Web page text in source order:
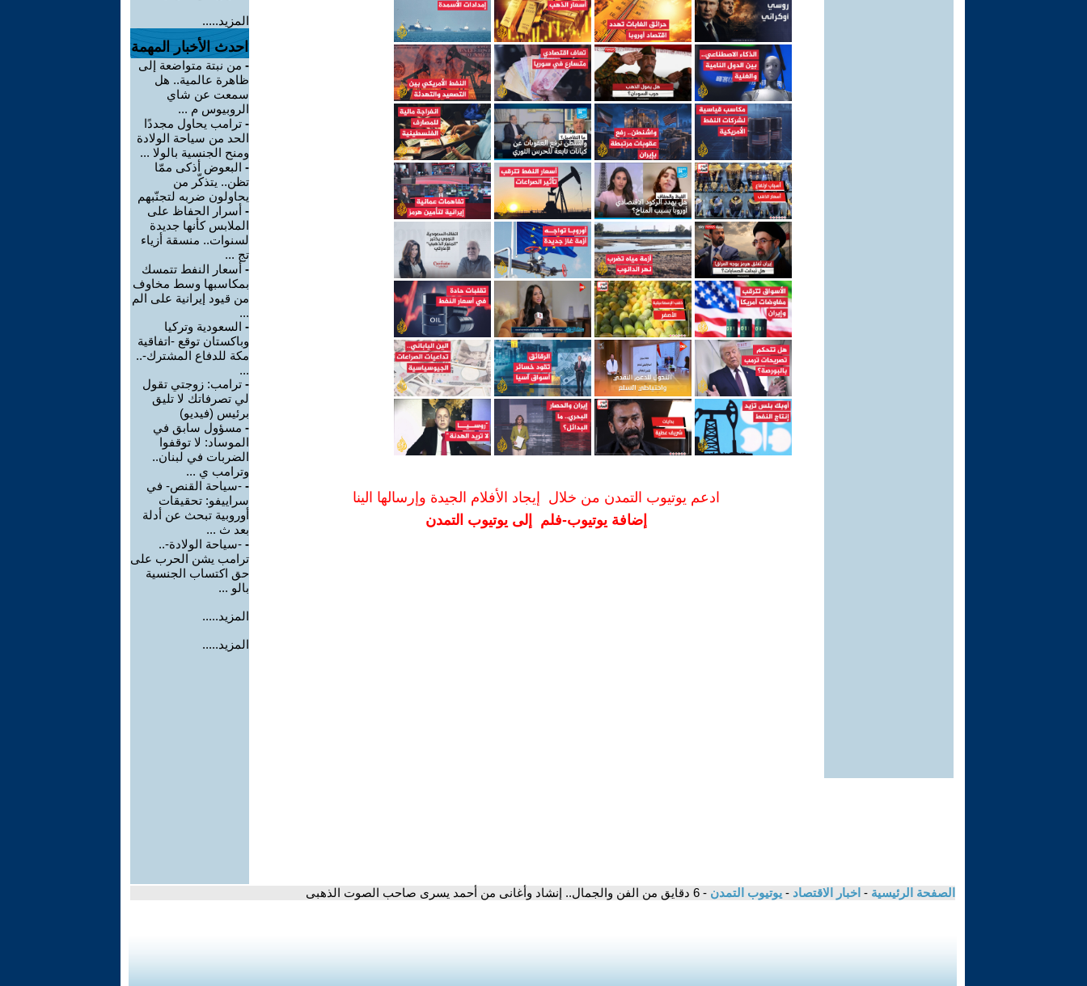
ادعم يوتيوب التمدن من خلال إيجاد الأفلام الجيدة وإرسالها الينا
إضافة يوتيوب-فلم إلى يوتيوب التمدن
المزيد.....
احدث الأخبار المهمة
- من نبتة متواضعة إلى
ظاهرة عالمية.. هل
سمعت عن شاي
الروبيوس م ...
- ترامب يحاول مجددًا
الحد من سياحة الولادة
ومنح الجنسية بالولا ...
- البعوض أذكى ممّا
تظن.. يتذكّر من
يحاولون ضربه لتجنّبهم
- أسرار الحفاظ على
الملابس كأنها جديدة
لسنوات.. منسقة أزياء
تج ...
- أسعار النفط تتمسك
بمكاسبها وسط مخاوف
من قيود إيرانية على الم
...
- السعودية وتركيا
وباكستان توقع -اتفاقية
مكة للدفاع المشترك-..
...
- ترامب: زوجتي تقول
لي تصرفاتك لا تليق
برئيس (فيديو)
- مسؤول سابق في
الموساد: لا توقفوا
الضربات في لبنان..
وترامب ي ...
- -سياحة القنص- في
سراييفو: تحقيقات
أوروبية تبحث عن أدلة
بعد ث ...
- -سياحة الولادة-..
ترامب يشن الحرب على
حق اكتساب الجنسية
بالو ...
المزيد.....
المزيد.....
الصفحة الرئيسية - اخبار الاقتصاد - يوتيوب التمدن - 6 دقايق من الفن والجمال.. إنشاد وأغانى من أحمد يسرى صاحب الصوت الذهبى